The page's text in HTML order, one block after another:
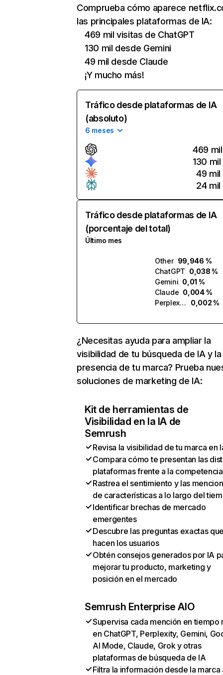
Comprueba cómo aparece
las principales plataformas de IA:
469 mil visitas de ChatGPT
130 mil desde Gemini
49 mil desde Claude
¡Y mucho más!
Tráfico desde plataformas de IA
(absoluto)
6 meses
469 mil
130 mil
49 mil
24 mil
Tráfico desde plataformas de IA
(porcentaje del total)
Último mes
Other 99,946 %
ChatGPT 0,038 %
Gemini 0,01 %
Claude 0,004 %
Perplexity
0,002 %
¿Necesitas ayuda para ampliar la
visibilidad de tu búsqueda de IA y la
presencia de tu marca? Prueba
soluciones de marketing de IA:
Kit de herramientas de
Visibilidad en la IA de
Semrush
Revisa la visibilidad de tu marca en
Compara cómo te presentan las
plataformas frente a la competencia
Rastrea el sentimiento y las
de características a lo largo del
Identificar brechas de mercado
emergentes
Descubre las preguntas exactas
hacen los usuarios
Obtén consejos generados por IA
mejorar tu producto, marketing y
posición en el mercado
Semrush Enterprise AIO
Supervisa cada mención en tiempo
en ChatGPT, Perplexity, Gemini,
AI Mode, Claude, Grok y otras
plataformas de búsqueda de IA
Filtra la información desde la marca